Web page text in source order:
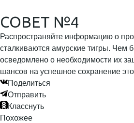
СОВЕТ №4
Распространяйте информацию о
сталкиваются амурские тигры. Чем
осведомлено о необходимости их
шансов на успешное сохранение
Поделиться
Отправить
Класснуть
Похожее